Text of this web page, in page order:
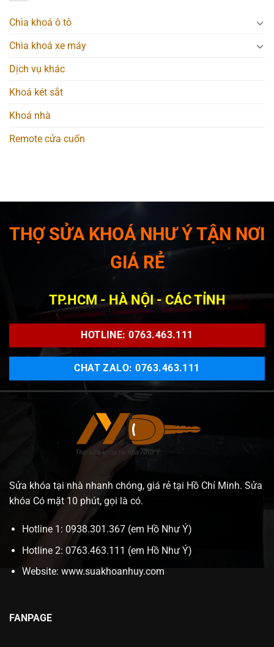
Chìa khoá ô tô
Chìa khoá xe máy
Dịch vụ khác
Khoá két sắt
Khoá nhà
Remote cửa cuốn
THỢ SỬA KHOÁ NHƯ Ý TẬN NƠI
GIÁ RẺ
TP.HCM - HÀ NỘI - CÁC TỈNH
HOTLINE: 0763.463.111
CHAT ZALO: 0763.463.111
Sửa khóa tại nhà nhanh chóng, giá rẻ tại Hồ Chí Minh. Sửa
khóa Có mặt 10 phút, gọi là có.
Hotline 1: 0938.301.367 (em Hồ Như Ý)
Hotline 2: 0763.463.111 (em Hồ Như Ý)
Website: www.suakhoanhuy.com
FANPAGE